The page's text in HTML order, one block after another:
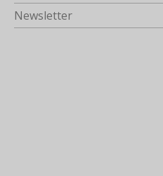
Newsletter